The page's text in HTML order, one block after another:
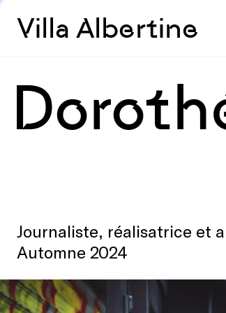
Villa Albertine
Journaliste, réalisatrice et
Automne 2024